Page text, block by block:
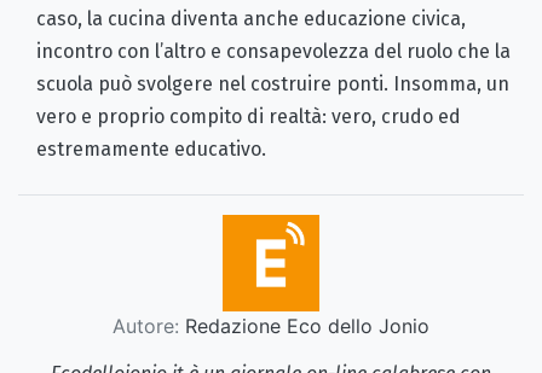
caso, la cucina diventa anche educazione civica,
incontro con l’altro e consapevolezza del ruolo che la
scuola può svolgere nel costruire ponti. Insomma, un
vero e proprio compito di realtà: vero, crudo ed
estremamente educativo.
Autore: Redazione Eco dello Jonio